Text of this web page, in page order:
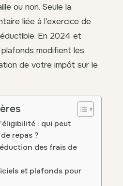
ou non. Seule la
liée à l’exercice de
En 2024 et
modifient les
de votre impôt sur le
: qui peut
repas ?
des frais de
et plafonds pour